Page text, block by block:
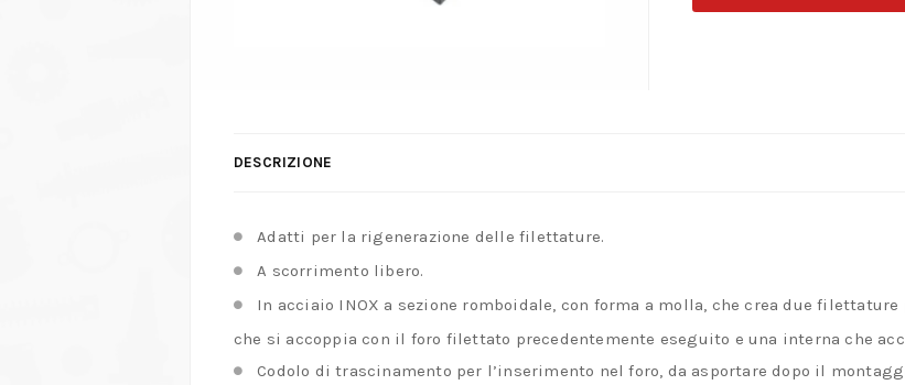
DESCRIZIONE
Adatti per la rigenerazione delle filettature.
A scorrimento libero.
In acciaio INOX a sezione romboidale, con forma a molla, che crea due
che si accoppia con il foro filettato precedentemente eseguito e una interna che
Codolo di trascinamento per l’inserimento nel foro, da asportare dopo il